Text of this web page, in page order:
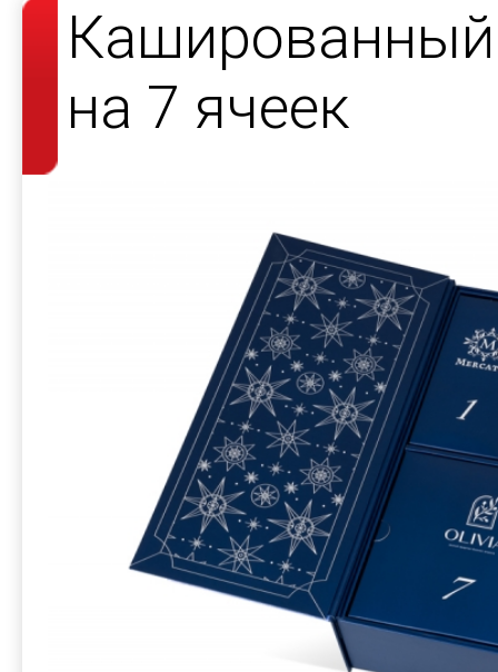
Кашированный
на 7 ячеек